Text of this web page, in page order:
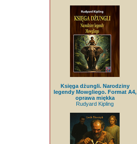
Księga dżungli. Narodziny
legendy Mowgliego. Format A4,
oprawa miękka
Rudyard Kipling